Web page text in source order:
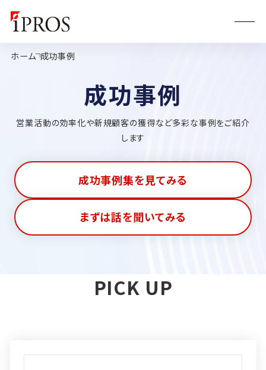
ホーム 成功事例
成功事例
営業活動の効率化や新規顧客の獲得など多彩な事例をご紹介
します
成功事例集を見てみる
まずは話を聞いてみる
PICK UP